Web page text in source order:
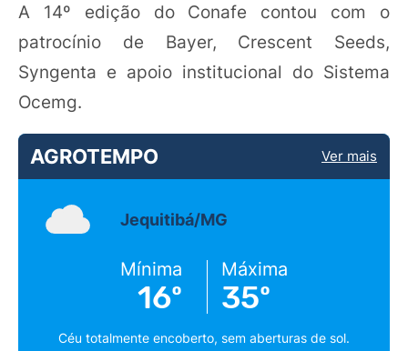
A 14º edição do Conafe contou com o
patrocínio de Bayer, Crescent Seeds,
Syngenta e apoio institucional do Sistema
Ocemg.
AGROTEMPO Ver mais
Jequitibá/MG
Mínima
16º
Máxima
35º
Céu totalmente encoberto, sem aberturas de sol.